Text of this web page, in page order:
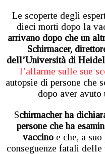
Le scoperte degli
dieci morti dopo la
arrivano dopo che un
Schirmacer,
dell’Università di
l’allarme sulle sue
autopsie di persone che
dopo aver
Schirmacher ha
persone che ha
vaccinoe che, a suo
conseguenze fatali delle